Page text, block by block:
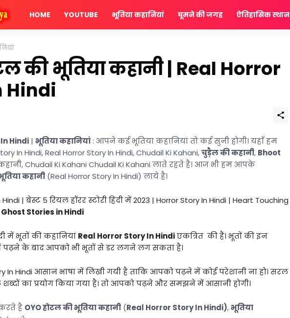
HOME YOUTUBE भूतिया कहानियां घूमने की जगह ऐतिहासिक स्थान
की भूतिया कहानी | Real Horror
Hindi
Hindi | भूतिया कहानियां: आपने कई भूतिया कहानियां तो कई सुनी होगी। यहाँ हम
In Hindi, Real Horror Story In Hindi,Chudail Ki Kahani,चुड़ैल की कहानी, Bhoot
, Chudail Ki Kahani Chudail Ki Kahani लाते रहते है। आज भी हम आपके
कहानी (Real Horror Story In Hindi) लाये है।
| बेस्ट 5 रियल हॉरर स्टोरी हिंदी में 2023 | Horror Story In Hindi | Heart Touching
Ghost Stories in Hindi
में भूतों की कहानियां Real Horror Story In Hindiएकत्रित की हैं। भूतों की इन
पढ़ने के बाद आपको भी भूतों से डर लगने लग सकता है।
In Hindi आसान भाषा में लिखी गयी है ताकि आपको पढ़ने में कोई परेशानी ना हो।सरल
शब्दों का प्रयोग किया गया है। तो आपको पढ़ने और समझने में आसानी होगी।
है OYO होटल की भूतिया कहानी (Real Horror Story In Hindi),भूतिया